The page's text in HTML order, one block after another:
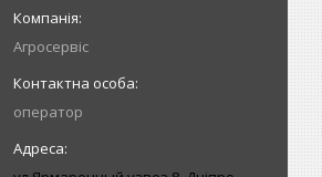
Агросервіс
оператор